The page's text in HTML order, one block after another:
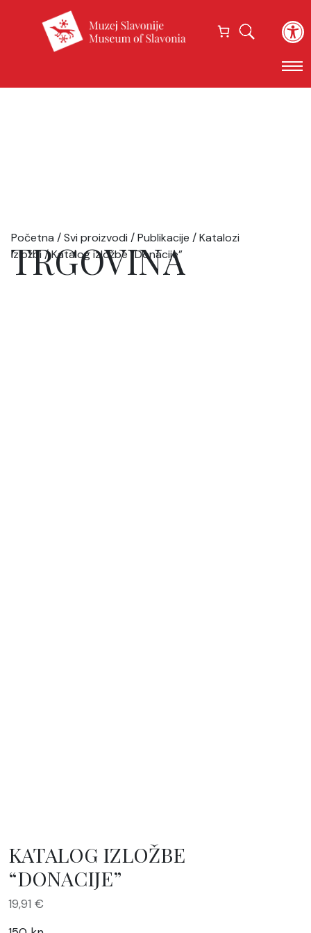
Početna /Svi proizvodi /Publikacije /Katalozi
izložbi/ Katalog izložbe “Donacije”
TRGOVINA
KATALOG IZLOŽBE
“DONACIJE”
19,91 €